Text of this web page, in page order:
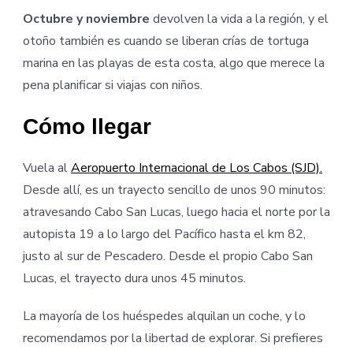
Octubre y noviembre devolven la vida a la región, y el
otoño también es cuando se liberan crías de tortuga
marina en las playas de esta costa, algo que merece la
pena planificar si viajas con niños.
Cómo llegar
Vuela alAeropuerto Internacional de Los Cabos (SJD).
Desde allí, es un trayecto sencillo de unos 90 minutos:
atravesando Cabo San Lucas, luego hacia el norte por la
autopista 19 a lo largo del Pacífico hasta el km 82,
justo al sur de Pescadero. Desde el propio Cabo San
Lucas, el trayecto dura unos 45 minutos.
La mayoría de los huéspedes alquilan un coche, y lo
recomendamos por la libertad de explorar. Si prefieres